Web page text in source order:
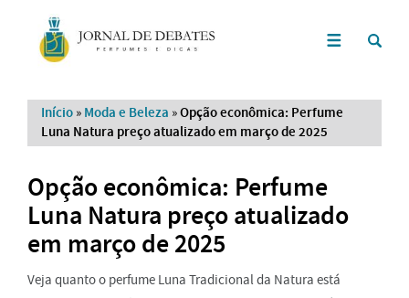
Início » Moda e Beleza »Opção econômica: Perfume
Luna Natura preço atualizado em março de 2025
Opção econômica: Perfume
Luna Natura preço atualizado
em março de 2025
Veja quanto o perfume Luna Tradicional da Natura está